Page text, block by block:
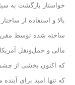
خواستار بازگشت به
بالا و استفاده از
ساخته شده توسط
مالی و حمل‌ونقل
که اکنون بخشی از
که تنها امید برای